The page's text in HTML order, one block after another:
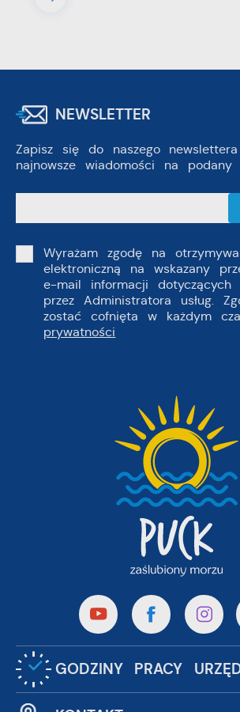
NEWSLETTER
Zapisz się do naszego
najnowsze wiadomości na
Wyrażam zgodę na
elektroniczną na wskazany
e-mail informacji dotyczących
przez Administratora usług.
zostać cofnięta w każdym
prywatności
GODZINY PRACY